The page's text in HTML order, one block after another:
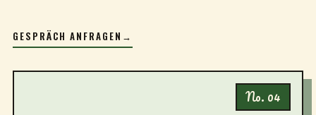
GESPRÄCH ANFRAGEN →
No. 04